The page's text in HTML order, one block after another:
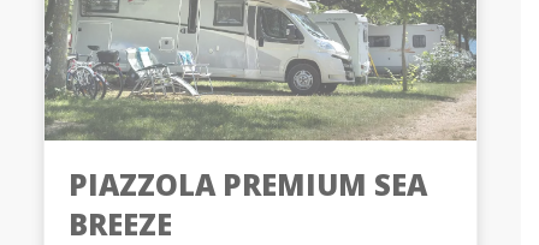
PIAZZOLA PREMIUM SEA
BREEZE